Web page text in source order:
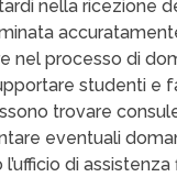
nella ricezione
nel processo di
studenti e
trovare
eventuali
di